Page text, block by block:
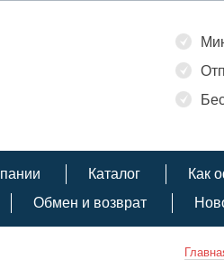
Каталог Как
Обмен и возврат